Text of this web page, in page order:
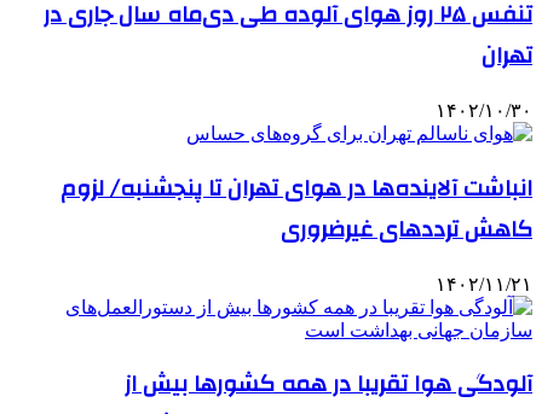
تنفس ۲۵ روز هوای آلوده طی دی‌ماه سال جاری در
تهران
۱۴۰۲/۱۰/۳۰
انباشت آلاینده‌ها در هوای تهران تا پنجشنبه/ لزوم
کاهش ترددهای غیرضروری
۱۴۰۲/۱۱/۲۱
آلودگی هوا تقریبا در همه کشورها بیش از